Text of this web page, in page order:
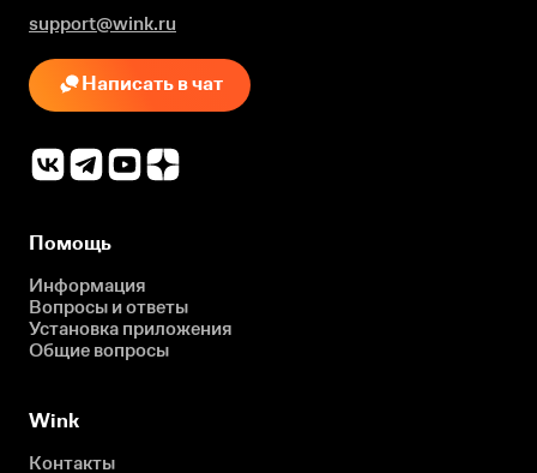
support@wink.ru
Написать в чат
Помощь
Информация
Вопросы и ответы
Установка приложения
Общие вопросы
Wink
Контакты